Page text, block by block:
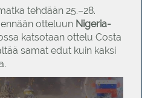
tehdään 25.–28.
otteluun Nigeria-
katsotaan ottelu Costa
samat edut kuin kaksi